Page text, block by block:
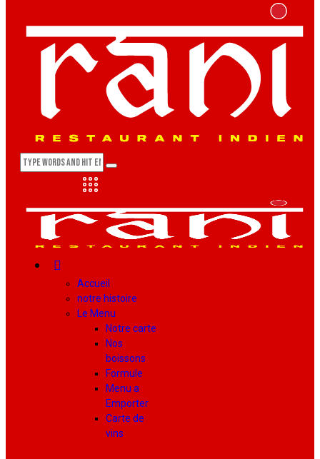
Accueil
notre histoire
Le Menu
Notre carte
Nos
boissons
Formule
Menu a
Emporter
Carte de
vins